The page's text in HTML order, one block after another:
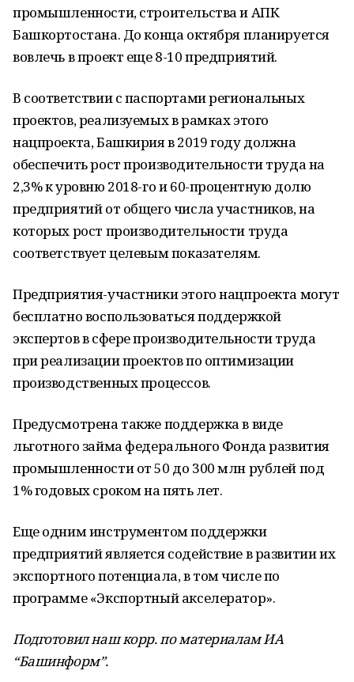
промышленности, строительства и АПК
Башкортостана. До конца октября планируется
вовлечь в проект еще 8-10 предприятий.
В соответствии с паспортами региональных
проектов, реализуемых в рамках этого
нацпроекта, Башкирия в 2019 году должна
обеспечить рост производительности труда на
2,3% к уровню 2018-го и 60-процентную долю
предприятий от общего числа участников, на
которых рост производительности труда
соответствует целевым показателям.
Предприятия-участники этого нацпроекта могут
бесплатно воспользоваться поддержкой
экспертов в сфере производительности труда
при реализации проектов по оптимизации
производственных процессов.
Предусмотрена также поддержка в виде
льготного займа федерального Фонда развития
промышленности от 50 до 300 млн рублей под
1% годовых сроком на пять лет.
Еще одним инструментом поддержки
предприятий является содействие в развитии их
экспортного потенциала, в том числе по
программе «Экспортный акселератор».
Подготовил наш корр. по материалам ИА
“Башинформ”.